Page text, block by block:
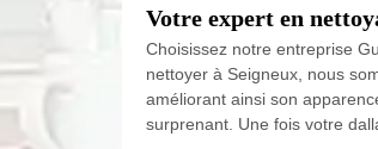
Votre expert en
Choisissez notre entreprise
nettoyer à Seigneux, nous
améliorant ainsi son
surprenant. Une fois votre